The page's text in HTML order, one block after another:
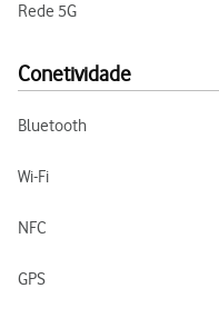
Rede 5G
Conetividade
Bluetooth
Wi-Fi
NFC
GPS